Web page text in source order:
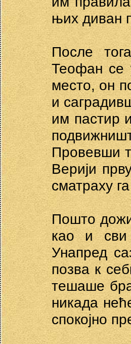
њих диван
После
Теофан се
место, он
и
им пастир
Провевши
Верији
сматраху
Пошто
као и сви
Унапред
позва к
тешаше
никада
спокојно